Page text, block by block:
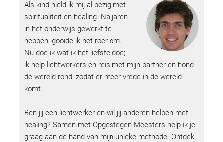
Als kind hield ik mij al bezig met
spiritualiteit en healing. Na jaren
in het onderwijs gewerkt te
hebben, gooide ik het roer om.
Nu doe ik wat ik het liefste doe;
ik help lichtwerkers en reis met mijn partner en hond
de wereld rond, zodat er meer vrede in de wereld
komt.
Ben jij een lichtwerker en wil jij anderen helpen met
healing? Samen met Opgestegen Meesters help ik je
graag aan de hand van mijn unieke methode. Ontdek